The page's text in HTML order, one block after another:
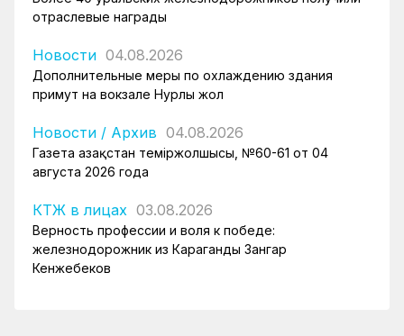
отраслевые награды
Новости 04.08.2026
Дополнительные меры по охлаждению здания
примут на вокзале Нурлы жол
Новости / Архив 04.08.2026
Газета Қазақстан теміржолшысы, №60-61 от 04
августа 2026 года
КТЖ в лицах 03.08.2026
Верность профессии и воля к победе:
железнодорожник из Караганды Зангар
Кенжебеков